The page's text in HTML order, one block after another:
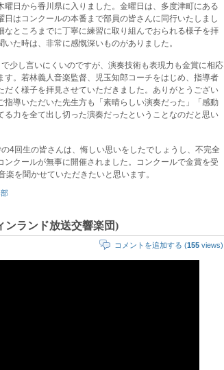
日から香川県に入りました。金曜日は、多度津町にある
はコンクールの本番まで部員の皆さんに同行いたしまし
ところまでに丁寧に練習に取り組んでおられる様子を拝
た時は、非常に感慨深いものがありました。
少し言いにくいのですが、演奏技術も表現力も金賞に相応
。若林義人音楽監督、児玉知郎コーチをはじめ、指導者
く様子を拝見させていただきました。ありがとうござい
導いただいた先生方も「素晴らしい演奏だった」「感動
力を全て出し切った演奏だったということなのだと思い
4回生の皆さんは、悔しい思いをしたでしょうし、不完全
クールが無事に開催されました。コンクールで金賞を受
を聞かせていただきたいと思います。
ンランド放送交響楽団)
コメントを追加する (155 views)